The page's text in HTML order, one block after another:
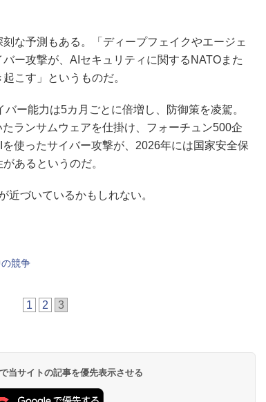
な予測もある。「ディープフェイクやエージェ
ー攻撃が、AIセキュリティに関するNATOまた
こす」というものだ。
ー能力は5カ月ごとに倍増し、防御策を凌駕。
ランサムウェアを仕掛け、フォーチュン500企
使ったサイバー攻撃が、2026年には国家安全保
あるというのだ。
近づいているかもしれない。
競争
1 2 3
当サイトの記事を優先表示させる